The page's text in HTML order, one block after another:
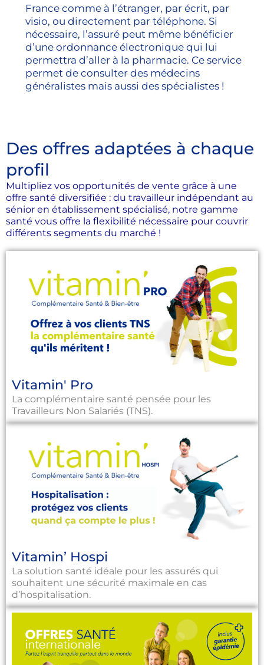
France comme à l’étranger, par écrit, par
visio, ou directement par téléphone. Si
nécessaire, l’assuré peut même bénéficier
d’une ordonnance électronique qui lui
permettra d’aller à la pharmacie. Ce service
permet de consulter des médecins
généralistes mais aussi des spécialistes !
Des offres adaptées à chaque
profil
Multipliez vos opportunités de vente grâce à une
offre santé diversifiée : du travailleur indépendant au
sénior en établissement spécialisé, notre gamme
santé vous offre la flexibilité nécessaire pour couvrir
différents segments du marché !
Vitamin' Pro
La complémentaire santé pensée pour les
Travailleurs Non Salariés (TNS).
Vitamin’ Hospi
La solution santé idéale pour les assurés qui
souhaitent une sécurité maximale en cas
d’hospitalisation.